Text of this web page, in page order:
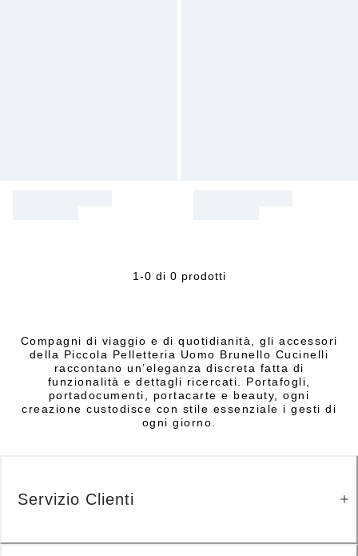
1-0 di 0 prodotti
Compagni di viaggio e di quotidianità, gli accessori
della Piccola Pelletteria Uomo Brunello Cucinelli
raccontano un’eleganza discreta fatta di
funzionalità e dettagli ricercati. Portafogli,
portadocumenti, portacarte e beauty, ogni
creazione custodisce con stile essenziale i gesti di
ogni giorno.
Servizio Clienti